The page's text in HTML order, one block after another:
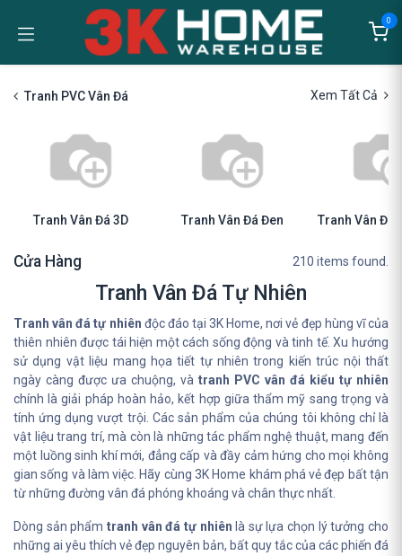
Bỏ qua để đến Nội dung
0
Tranh PVC Vân Đá Xem Tất Cả
Tranh Vân Đá 3D Tranh Vân Đá Đen Tranh Vân Đá
Cửa Hàng 210 items found.
Tranh Vân Đá Tự Nhiên
Tranh vân đá tự nhiên độc đáo tại 3K Home, nơi vẻ đẹp hùng vĩ của
thiên nhiên được tái hiện một cách sống động và tinh tế. Xu hướng
sử dụng vật liệu mang họa tiết tự nhiên trong kiến trúc nội thất
ngày càng được ưa chuộng, và tranh PVC vân đá kiểu tự nhiên
chính là giải pháp hoàn hảo, kết hợp giữa thẩm mỹ sang trọng và
tính ứng dụng vượt trội. Các sản phẩm của chúng tôi không chỉ là
vật liệu trang trí, mà còn là những tác phẩm nghệ thuật, mang đến
một luồng sinh khí mới, đẳng cấp và đầy cảm hứng cho mọi không
gian sống và làm việc. Hãy cùng 3K Home khám phá vẻ đẹp bất tận
từ những đường vân đá phóng khoáng và chân thực nhất.
Dòng sản phẩm tranh vân đá tự nhiên là sự lựa chọn lý tưởng cho
những ai yêu thích vẻ đẹp nguyên bản, bất quy tắc của các phiến đá